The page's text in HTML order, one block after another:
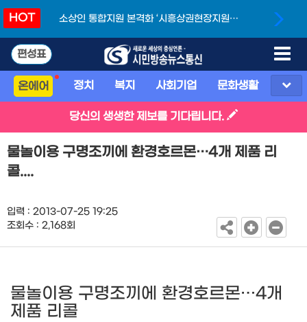
HOT
소상인 통합지원 본격화 ‘시흥상권현장지원단’
편성표
온에어 정치 복지 사회기업 문화생활 스포
당신의 생생한 제보를 기다립니다.
물놀이용 구명조끼에 환경호르몬…4개 제품 리
콜....
입력 : 2013-07-25 19:25
조회수 : 2,168회
물놀이용 구명조끼에 환경호르몬…4개
제품 리콜